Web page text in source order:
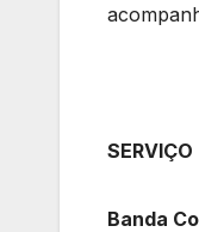
SERVIÇO
Banda